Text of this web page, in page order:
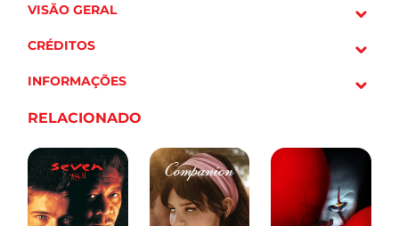
VISÃO GERAL
CRÉDITOS
INFORMAÇÕES
RELACIONADO